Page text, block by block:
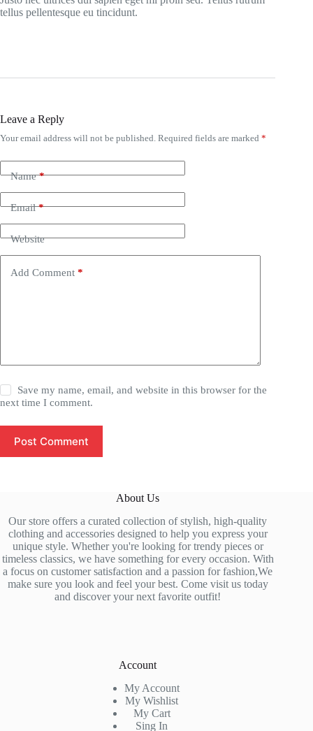
tellus pellentesque eu tincidunt.
Leave a Reply
Your email address will not be published. Required fields are marked *
Name*
Email*
Website
Add Comment *
Save my name, email, and website in this browser for the
next time I comment.
Post Comment
About Us
Our store offers a curated collection of stylish, high-quality
clothing and accessories designed to help you express your
unique style. Whether you're looking for trendy pieces or
timeless classics, we have something for every occasion. With
a focus on customer satisfaction and a passion for fashion,We
make sure you look and feel your best. Come visit us today
and discover your next favorite outfit!
Account
My Account
My Wishlist
My Cart
Sing In